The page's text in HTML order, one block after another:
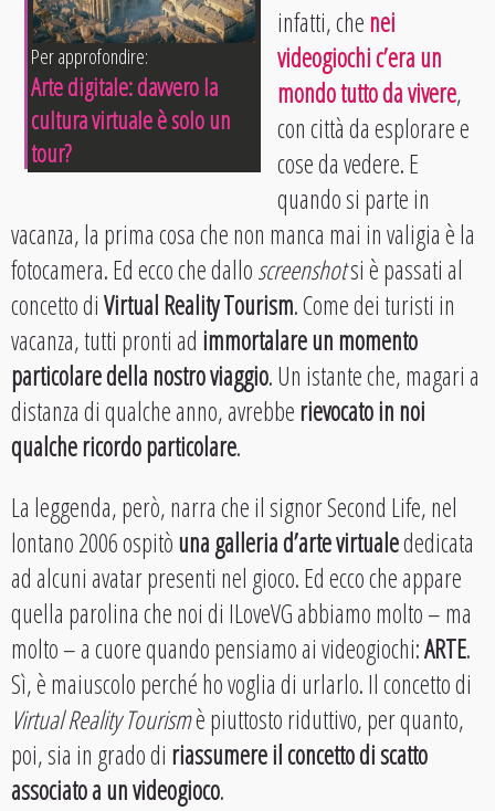
Per approfondire:
Arte digitale: davvero la
cultura virtuale è solo un
tour?
infatti, chenei
videogiochi c’era un
mondo tutto da vivere,
con città da esplorare e
cose da vedere. E
quando si parte in
vacanza, la prima cosa che non manca mai in valigia è la
fotocamera. Ed ecco che dalloscreenshotsi è passati al
concetto diVirtual Reality Tourism. Come dei turisti in
vacanza, tutti pronti ad immortalare un momento
particolare della nostro viaggio. Un istante che, magari a
distanza di qualche anno, avrebberievocato in noi
qualche ricordo particolare.
La leggenda, però, narra che il signor Second Life, nel
lontano 2006 ospitòuna galleria d’arte virtualededicata
ad alcuni avatar presenti nel gioco. Ed ecco che appare
quella parolina che noi di ILoveVG abbiamo molto – ma
molto – a cuore quando pensiamo ai videogiochi:ARTE.
Sì, è maiuscolo perché ho voglia di urlarlo. Il concetto di
Virtual Reality Tourismè piuttosto riduttivo, per quanto,
poi, sia in grado di riassumere il concetto di scatto
associato a un videogioco.